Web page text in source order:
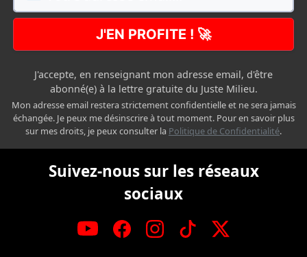
J'EN PROFITE ! 🚀
J'accepte, en renseignant mon adresse email, d'être
abonné(e) à la lettre gratuite du Juste Milieu.
Mon adresse email restera strictement confidentielle et ne sera jamais
échangée. Je peux me désinscrire à tout moment. Pour en savoir plus
sur mes droits, je peux consulter la Politique de Confidentialité.
Suivez-nous sur les réseaux
sociaux